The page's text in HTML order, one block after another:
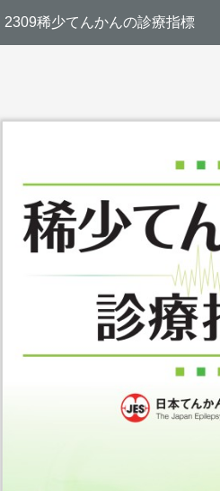
2309稀少てんかんの診療指標